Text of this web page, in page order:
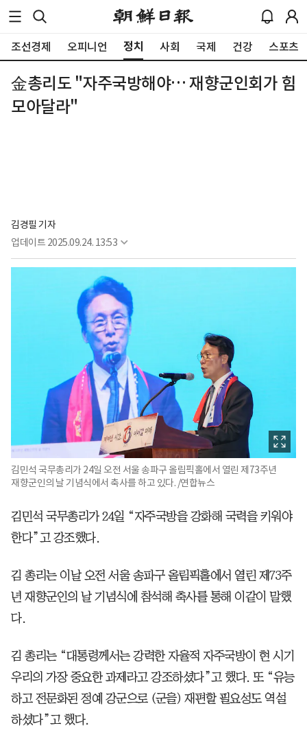
조선경제 오피니언 정치 사회 국제 건강 스포츠
金총리도 "자주국방해야… 재향군인회가 힘
모아달라"
김경필 기자
업데이트 2025.09.24. 13:53
김민석 국무총리가 24일 오전 서울 송파구 올림픽홀에서 열린 제73주년
재향군인의 날 기념식에서 축사를 하고 있다. /연합뉴스
김민석 국무총리가 24일 “자주국방을 강화해 국력을 키워야
한다”고 강조했다.
김 총리는 이날 오전 서울 송파구 올림픽홀에서 열린 제73주
년 재향군인의 날 기념식에 참석해 축사를 통해 이같이 말했
다.
김 총리는 “대통령께서는 강력한 자율적 자주국방이 현 시기
우리의 가장 중요한 과제라고 강조하셨다”고 했다. 또 “유능
하고 전문화된 정예 강군으로 (군을) 재편할 필요성도 역설
하셨다”고 했다.